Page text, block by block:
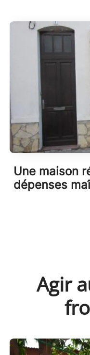
Une maison
dépenses
Agir